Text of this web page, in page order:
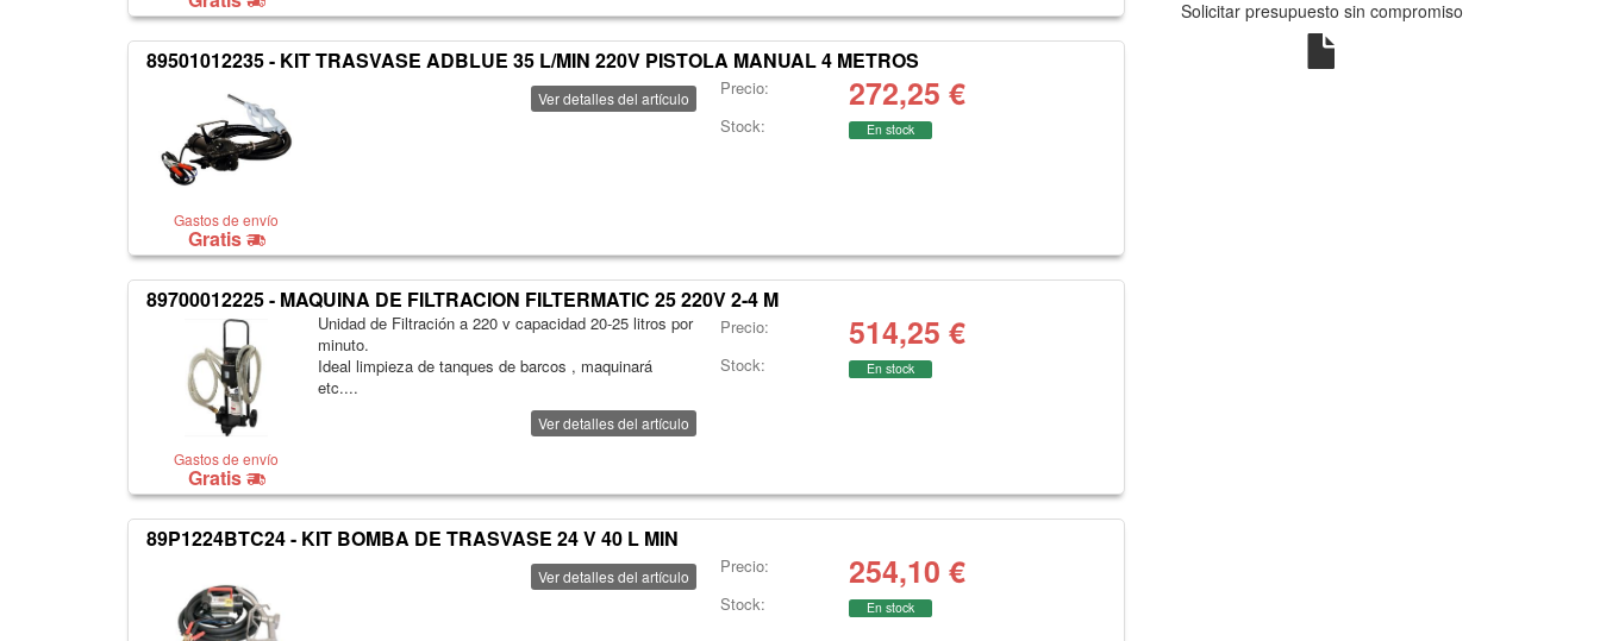
89501012235 - KIT TRASVASE ADBLUE 35 L/MIN 220V PISTOLA MANUAL 4 METROS
Gastos de envío
Gratis
Ver detalles del artículo Precio: 272,25 €
Stock: En stock
89700012225 - MAQUINA DE FILTRACION FILTERMATIC 25 220V 2-4 M
Gastos de envío
Gratis
Unidad de Filtración a 220 v capacidad 20-25 litros por
minuto.
Ideal limpieza de tanques de barcos , maquinará
etc....
Ver detalles del artículo
Precio: 514,25 €
Stock: En stock
89P1224BTC24 - KIT BOMBA DE TRASVASE 24 V 40 L MIN
Ver detalles del artículo Precio: 254,10 €
Stock: En stock
Solicitar presupuesto sin compromiso